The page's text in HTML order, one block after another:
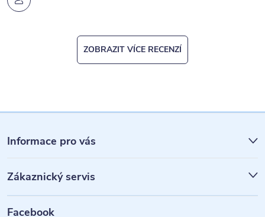
ZOBRAZIT VÍCE RECENZÍ
á
p
a
Informace pro vás
Zákaznický servis
Facebook